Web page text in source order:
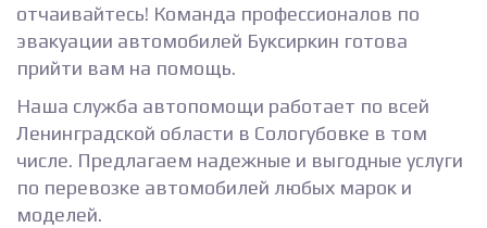
отчаивайтесь! Команда профессионалов по
эвакуации автомобилей Буксиркин готова
прийти вам на помощь.
Наша служба автопомощи работает по всей
Ленинградской области в Сологубовке в том
числе. Предлагаем надежные и выгодные услуги
по перевозке автомобилей любых марок и
моделей.